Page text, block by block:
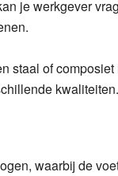
je werkgever
staal of
kwaliteiten.
waarbij de